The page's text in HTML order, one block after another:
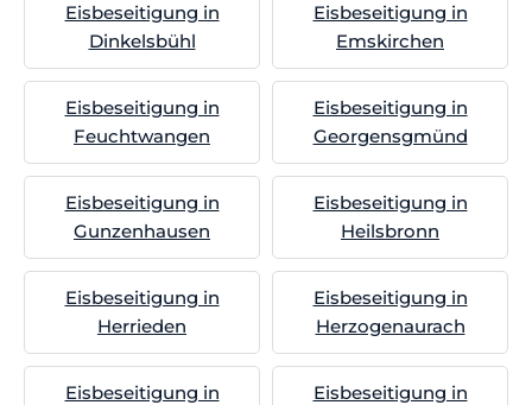
Eisbeseitigung in
Dinkelsbühl
Eisbeseitigung in
Emskirchen
Eisbeseitigung in
Feuchtwangen
Eisbeseitigung in
Georgensgmünd
Eisbeseitigung in
Gunzenhausen
Eisbeseitigung in
Heilsbronn
Eisbeseitigung in
Herrieden
Eisbeseitigung in
Herzogenaurach
Eisbeseitigung in
Eisbeseitigung in